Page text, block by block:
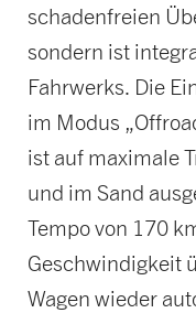
schadenfreien
sondern ist
Fahrwerks. Die
im Modus
ist auf maximale
und im Sand
Tempo von 170
Geschwindigkeit
Wagen wieder